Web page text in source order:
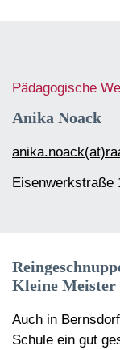
Pädagogische
Anika Noack
Eisenwerkstraße
Kleine Meister
Auch in
Schule ein gut